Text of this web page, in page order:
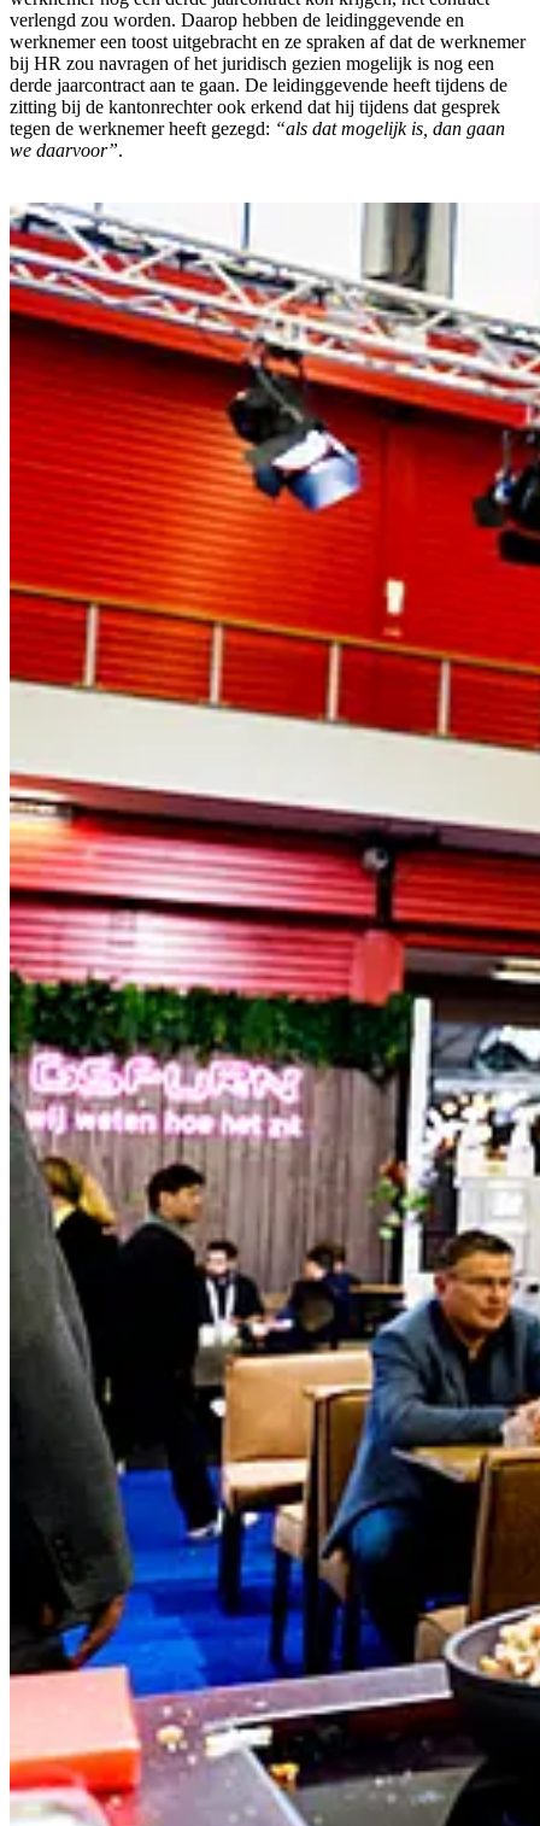
verlengd zou worden. Daarop hebben de leidinggevende en
werknemer een toost uitgebracht en ze spraken af dat de werknemer
bij HR zou navragen of het juridisch gezien mogelijk is nog een
derde jaarcontract aan te gaan. De leidinggevende heeft tijdens de
zitting bij de kantonrechter ook erkend dat hij tijdens dat gesprek
tegen de werknemer heeft gezegd: “als dat mogelijk is, dan gaan
we daarvoor”.